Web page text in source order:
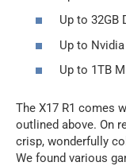
Up to 32GB
Up to Nvidia
Up to 1TB
The X17 R1 comes
outlined above. On
crisp, wonderfully
We found various